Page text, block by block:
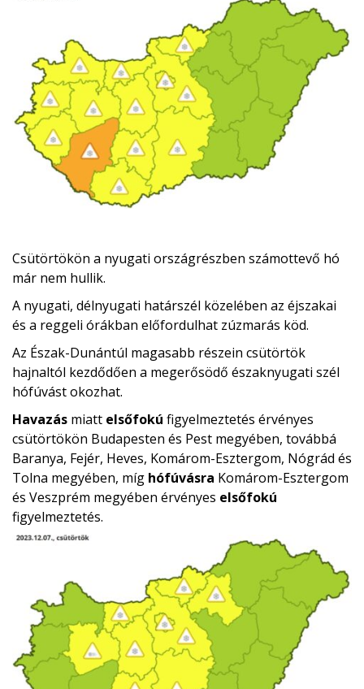
Csütörtökön a nyugati országrészben számottevő hó
már nem hullik.
A nyugati, délnyugati határszél közelében az éjszakai
és a reggeli órákban előfordulhat zúzmarás köd.
Az Észak-Dunántúl magasabb részein csütörtök
hajnaltól kezdődően a megerősödő északnyugati szél
hófúvást okozhat.
Havazás miatt elsőfokú figyelmeztetés érvényes
csütörtökön Budapesten és Pest megyében, továbbá
Baranya, Fejér, Heves, Komárom-Esztergom, Nógrád és
Tolna megyében, míg hófúvásra Komárom-Esztergom
és Veszprém megyében érvényes elsőfokú
figyelmeztetés.